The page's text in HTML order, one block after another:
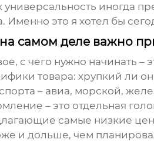
универсальность иногда
Именно это я хотел бы
самом деле важно
с чего нужно начинать –
товара: хрупкий ли
– авиа, морской,
– это отдельная
самые низкие
и дольше, чем